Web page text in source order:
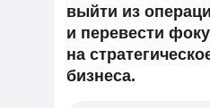
выйти из
и перевести
на
бизнеса.